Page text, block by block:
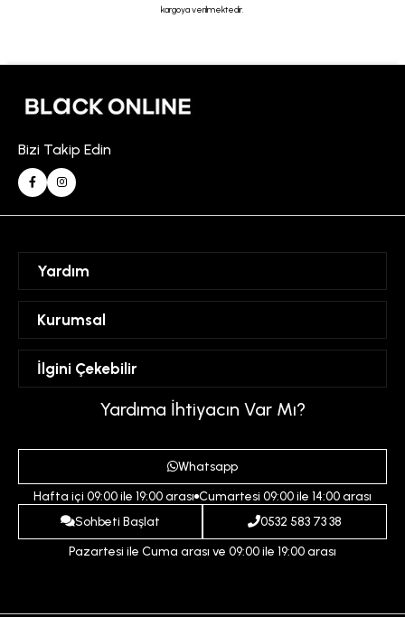
kargoya verilmektedir.
Bizi Takip Edin
Yardım
Hesabım
Favorilerim
Kurumsal
Mesafeli Satış Sözleşmesi
Üyelik Sözleşmesi
Gizlilik ve Güvenlik Politikası
Ödeme ve Teslimat Koşulları
İptal ve İade Koşulları
İlgini Çekebilir
İndirim
Yardıma İhtiyacın Var Mı?
Whatsapp
Hafta içi 09:00 ile 19:00 arası Cumartesi 09:00 ile 14:00 arası
Sohbeti Başlat
0532 583 73 38
Pazartesi ile Cuma arası ve 09:00 ile 19:00 arası